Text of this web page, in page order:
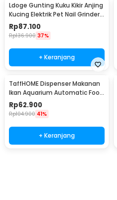
Ldoge Gunting Kuku Kikir Anjing
Kucing Elektrik Pet Nail Grinder -
LX01
Rp87.100
Rp136.900 37%
+ Keranjang
TaffHOME Dispenser Makanan
Ikan Aquarium Automatic Food
Timer - GA-300D
Rp62.900
Rp104.900 41%
+ Keranjang